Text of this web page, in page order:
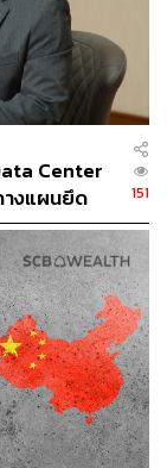
หรือ
ก GPU Cluster
เอง
นสูงได้เร็วขึ้น
ทุนคงที่ให้กลาย
งเหมาะกับบริษัท
แต่ยังไม่
ในภาวะ
จากข้อจำกัด
มกำลังการผลิต
ะจีนปรับขึ้นราว
าน AI ในจีนก็
ะระดับ 21 ล้าน
ว่า AI
Center
างแผนยึด
151